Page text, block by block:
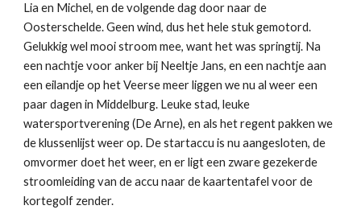
Lia en Michel, en de volgende dag door naar de
Oosterschelde. Geen wind, dus het hele stuk gemotord.
Gelukkig wel mooi stroom mee, want het was springtij. Na
een nachtje voor anker bij Neeltje Jans, en een nachtje aan
een eilandje op het Veerse meer liggen we nu al weer een
paar dagen in Middelburg. Leuke stad, leuke
watersportverening (De Arne), en als het regent pakken we
de klussenlijst weer op. De startaccu is nu aangesloten, de
omvormer doet het weer, en er ligt een zware gezekerde
stroomleiding van de accu naar de kaartentafel voor de
kortegolf zender.